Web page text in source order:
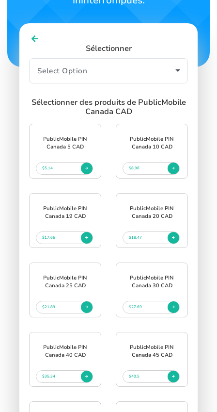
Sélectionner
Sélectionner des produits de PublicMobile
Canada CAD
PublicMobile PIN
Canada 5 CAD
$5.14
PublicMobile PIN
Canada 10 CAD
$8.96
PublicMobile PIN
Canada 19 CAD
$17.65
PublicMobile PIN
Canada 20 CAD
$18.47
PublicMobile PIN
Canada 25 CAD
$21.89
PublicMobile PIN
Canada 30 CAD
$27.69
PublicMobile PIN
Canada 40 CAD
$35.34
PublicMobile PIN
Canada 45 CAD
$40.5